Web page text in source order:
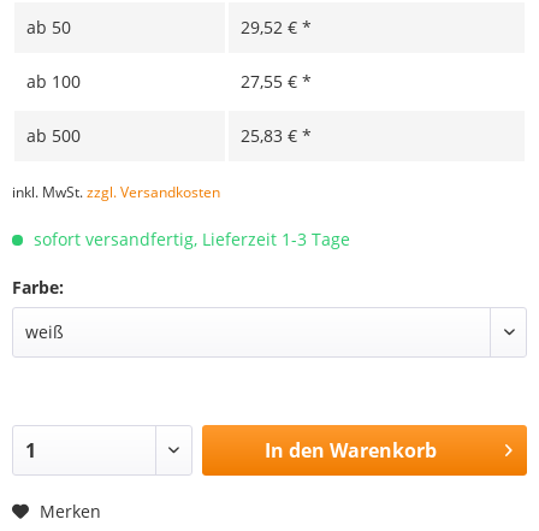
ab 50 29,52 € *
ab 100 27,55 € *
ab 500 25,83 € *
inkl. MwSt.zzgl. Versandkosten
sofort versandfertig, Lieferzeit 1-3 Tage
Farbe:
In den Warenkorb
Merken